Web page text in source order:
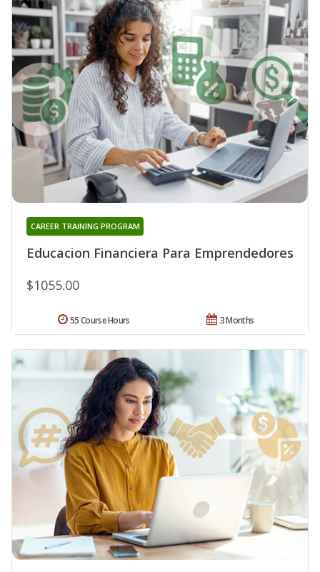
Educacion Financiera Para Emprendedores
CAREER TRAINING PROGRAM
$1055.00
3 Months
55 Course Hours